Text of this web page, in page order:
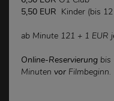
5,50 EUR Kinder (bis
ab Minute 121 + 1 EUR
Online-Reservierung bis
Minuten vor Filmbeginn.